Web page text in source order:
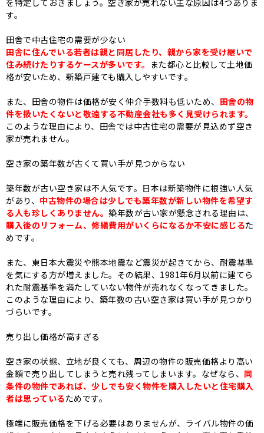
す。
田舎で中古住宅の需要が少ない
田舎に住んでいる若者は親と同居したり、親から家を受け継いで
住み続けたりするケースが多いです。 また都心と比較して土地価
格が安いため、新築戸建ても購入しやすいです。
また、田舎の物件は価格が安く仲介手数料も低いため、 田舎の物
件を扱いたくないと敬遠する不動産会社も多く見受けられます。
このような理由により、田舎では中古住宅の需要が見込めず空き
家が売れません。
空き家の築年数が古くて買い手が見つからない
築年数が古い空き家は不人気です。日本は新築物件に根強い人気
があり、 中古物件の場合は少しでも築年数が新しい物件を希望す
る人も珍しくありません。 築年数が古い家が懸念される理由は、
購入後のリフォーム、修繕費用がいくらになるか不安に感じるた
めです。
また、東日本大震災や熊本地震など震災が起きてから、耐震基準
を気にする方が増えました。その結果、1981年6月以前に建てら
れた耐震基準を満たしていない物件が売れなくなってきました。
このような理由により、築年数の古い空き家は買い手が見つかり
づらいです。
売り出し価格が高すぎる
空き家の状態、立地が良くても、周辺の物件の販売価格より高い
金額で売り出してしまうと売れ残ってしまいます。なぜなら、 同
条件の物件であれば、少しでも安く物件を購入したいと住宅購入
者は思っているためです。
極端に販売価格を下げる必要はありませんが、ライバル物件の価